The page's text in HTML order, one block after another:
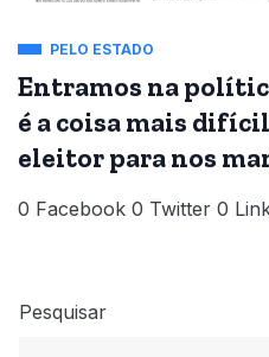
PELO ESTADO
Entramos na
é a coisa mais
eleitor para nos
0 Facebook 0 Twitter 0
Pesquisar